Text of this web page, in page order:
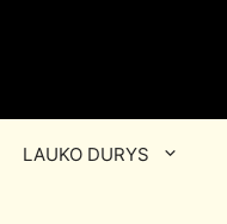
LAUKO DURYS